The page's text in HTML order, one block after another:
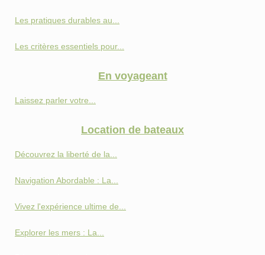
Les pratiques durables au...
Les critères essentiels pour...
En voyageant
Laissez parler votre...
Location de bateaux
Découvrez la liberté de la...
Navigation Abordable : La...
Vivez l'expérience ultime de...
Explorer les mers : La...